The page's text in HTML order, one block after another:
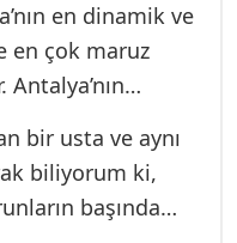
en dinamik ve
en çok maruz
lüks olmaktan
etkileyen
gelmektedir.
bir usta ve aynı
biliyorum ki,
başında